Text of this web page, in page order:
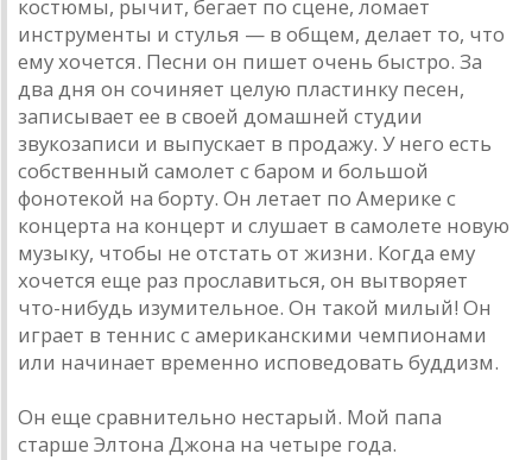
костюмы, рычит, бегает по сцене, ломает
инструменты и стулья — в общем, делает то, что
ему хочется. Песни он пишет очень быстро. За
два дня он сочиняет целую пластинку песен,
записывает ее в своей домашней студии
звукозаписи и выпускает в продажу. У него есть
собственный самолет с баром и большой
фонотекой на борту. Он летает по Америке с
концерта на концерт и слушает в самолете новую
музыку, чтобы не отстать от жизни. Когда ему
хочется еще раз прославиться, он вытворяет
что-нибудь изумительное. Он такой милый! Он
играет в теннис с американскими чемпионами
или начинает временно исповедовать буддизм.
Он еще сравнительно нестарый. Мой папа
старше Элтона Джона на четыре года.